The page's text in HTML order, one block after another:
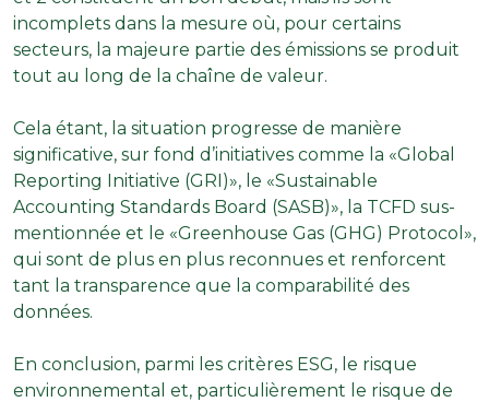
incomplets dans la mesure où, pour certains
secteurs, la majeure partie des émissions se produit
tout au long de la chaîne de valeur.
Cela étant, la situation progresse de manière
significative, sur fond d’initiatives comme la «Global
Reporting Initiative (GRI)», le «Sustainable
Accounting Standards Board (SASB)», la TCFD sus-
mentionnée et le «Greenhouse Gas (GHG) Protocol»,
qui sont de plus en plus reconnues et renforcent
tant la transparence que la comparabilité des
données.
En conclusion, parmi les critères ESG, le risque
environnemental et, particulièrement le risque de